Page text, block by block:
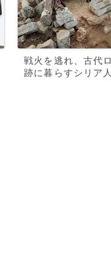
戦火を逃れ、古代
跡に暮らすシリア